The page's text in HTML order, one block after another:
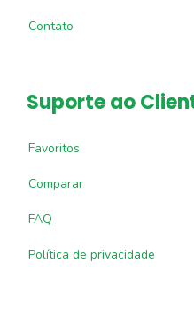
Contato
Suporte ao
Favoritos
Comparar
FAQ
Política de privacidade